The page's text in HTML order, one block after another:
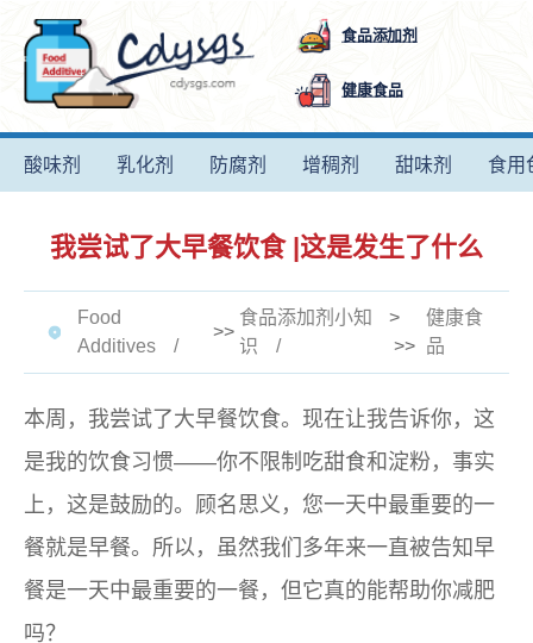
食品添加剂
健康食品
酸味剂 乳化剂 防腐剂 增稠剂 甜味剂 食用
我尝试了大早餐饮食 |这是发生了什么
Food
Additives
>>
食品添加剂小知
识
>
>>
健康食
品
本周，我尝试了大早餐饮食。现在让我告诉你，这
是我的饮食习惯——你不限制吃甜食和淀粉，事实
上，这是鼓励的。顾名思义，您一天中最重要的一
餐就是早餐。所以，虽然我们多年来一直被告知早
餐是一天中最重要的一餐，但它真的能帮助你减肥
吗？